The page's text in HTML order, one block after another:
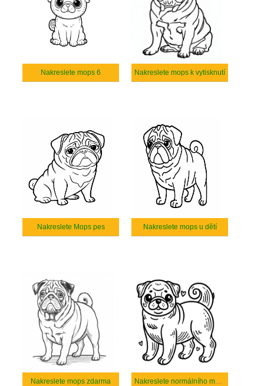
Nakreslete mops 6 Nakreslete mops k vytisknutí
Nakreslete Mops pes Nakreslete mops u dětí
Nakreslete mops zdarma Nakreslete normálního mops